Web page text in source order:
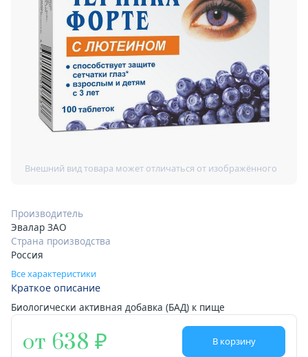
Производитель
Эвалар ЗАО
Страна производства
Россия
Все характеристики
Краткое описание
Биологически активная добавка (БАД) к пище
от 638 В корзину